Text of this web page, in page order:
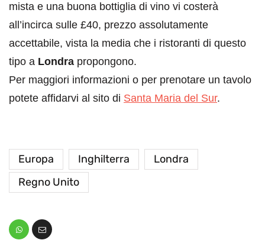
mista e una buona bottiglia di vino vi costerà
all’incirca sulle £40, prezzo assolutamente
accettabile, vista la media che i ristoranti di questo
tipo a Londra propongono.
Per maggiori informazioni o per prenotare un tavolo
potete affidarvi al sito di Santa Maria del Sur.
Europa Inghilterra
Londra
Regno Unito